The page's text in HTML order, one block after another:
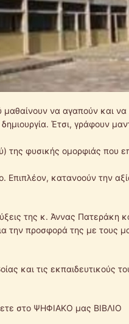
μαθαίνουν να αγαπούν και
Έτσι, γράφουν
της φυσικής ομορφιάς που
Επιπλέον, κατανοούν την
της κ. Άννας Πατεράκη
την προσφορά της με τους
και τις εκπαιδευτικούς
στο ΨΗΦΙΑΚΟ μας ΒΙΒΛΙΟ